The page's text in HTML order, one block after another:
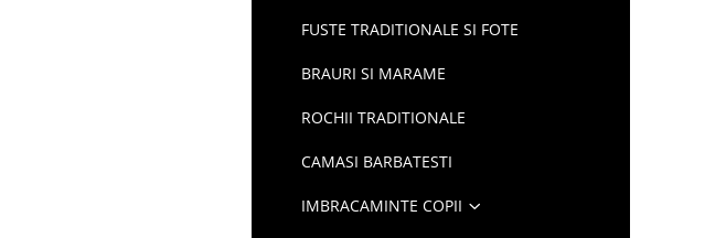
FUSTE TRADITIONALE SI FOTE
BRAURI SI MARAME
ROCHII TRADITIONALE
CAMASI BARBATESTI
IMBRACAMINTE COPII